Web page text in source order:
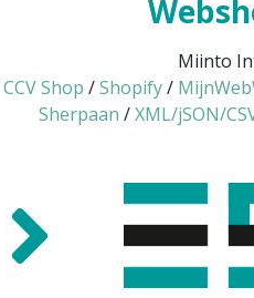
Miinto
CCV Shop /Shopify/
Sherpaan /XML/jSON/